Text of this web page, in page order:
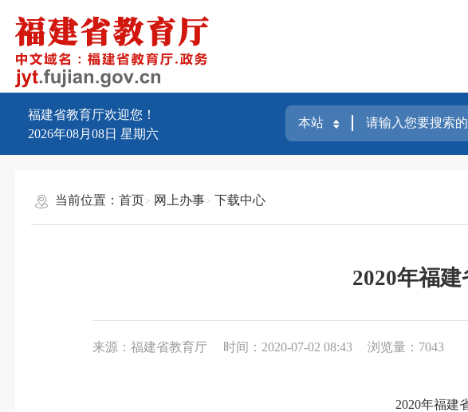
福建省教育厅欢迎您！
2026年08月08日 星期六
当前位置：首页 网上办事 下载中心
2020年福
来源：福建省教育厅 时间：2020-07-02 08:43 浏览量：7043
2020年福建